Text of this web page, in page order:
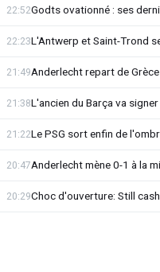
Godts ovationné : ses
22:52
L'Antwerp et Saint-Trond
22:23
Anderlecht repart de
21:49
L'ancien du Barça va
21:38
Le PSG sort enfin de
21:22
Anderlecht mène 0-1 à la
20:47
Choc d'ouverture: Still
20:29